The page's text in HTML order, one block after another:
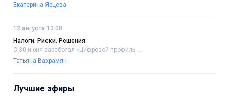
Екатерина Ярцева
12 августа 13:00
Налоги. Риски. Решения
С 30 июня заработал «Цифровой профиль....
Татьяна Вахрамян
Лучшие эфиры